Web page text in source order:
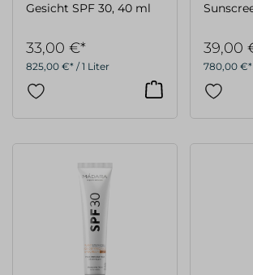
Gesicht SPF 30, 40 ml
825,00 €* / 1 Liter
33,00 €*
780,00 €*
39,00